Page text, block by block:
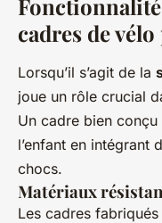
cadres de
Lorsqu’il s’agit de la
joue un rôle crucial
Un cadre bien
l’enfant en intégrant
chocs.
Matériaux
Les cadres fabriqués